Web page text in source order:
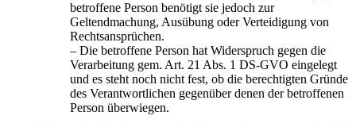
betroffene Person benötigt sie jedoch zur
Geltendmachung, Ausübung oder Verteidigung von
Rechtsansprüchen.
– Die betroffene Person hat Widerspruch gegen die
Verarbeitung gem. Art. 21 Abs. 1 DS-GVO eingelegt
und es steht noch nicht fest, ob die berechtigten Gründe
des Verantwortlichen gegenüber denen der betroffenen
Person überwiegen.